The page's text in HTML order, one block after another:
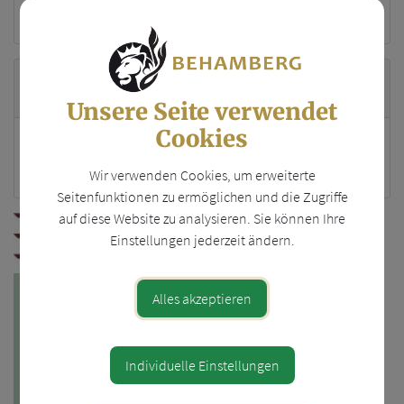
Standort
4441 Behamberg
Unsere Seite verwendet
Cookies
Wir verwenden Cookies, um erweiterte
Seitenfunktionen zu ermöglichen und die Zugriffe
auf diese Website zu analysieren. Sie können Ihre
Einstellungen jederzeit ändern.
Alles akzeptieren
Individuelle Einstellungen